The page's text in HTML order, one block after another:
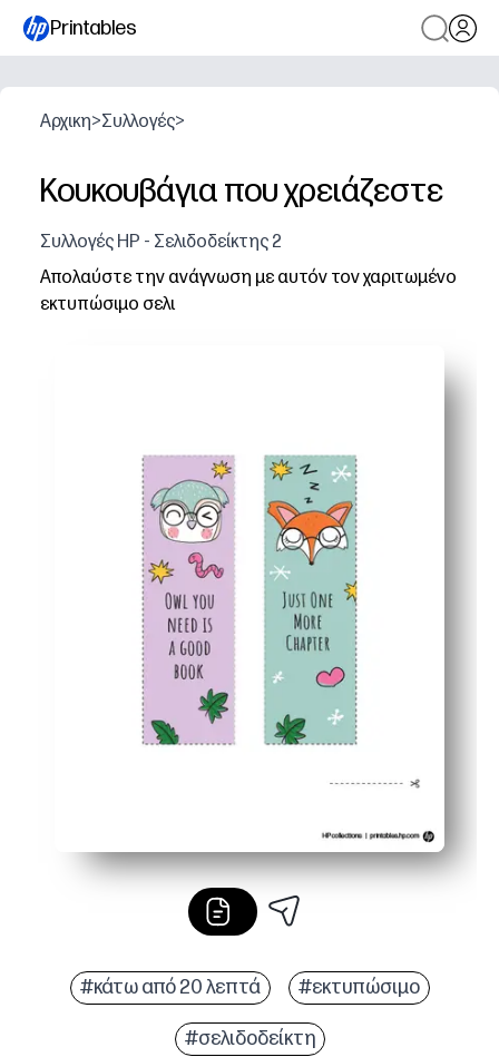
Printables
Αρχικη>Συλλογές>
Κουκουβάγια που χρειάζεστε
Συλλογές HP - Σελιδοδείκτης 2
Απολαύστε την ανάγνωση με αυτόν τον χαριτωμένο
εκτυπώσιμο σελι
#κάτω από 20 λεπτά #εκτυπώσιμο
#σελιδοδείκτη